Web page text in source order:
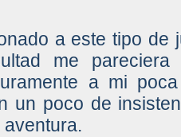
a este tipo de
me pareciera
a mi
un poco de